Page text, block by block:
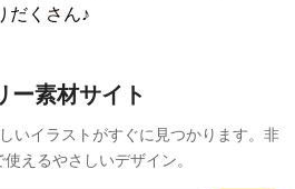
だくさん♪
ー素材サイト
いイラストがすぐに見つかります。非
えるやさしいデザイン。